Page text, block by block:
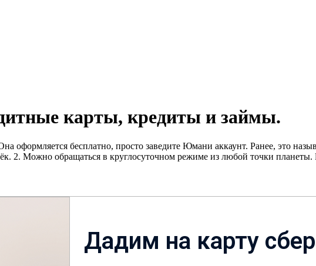
карты, кредиты и займы.
бесплатно, просто заведите Юмани аккаунт. Ранее, это
обращаться в круглосуточном режиме из любой точки планеты. В
Дадим на карту